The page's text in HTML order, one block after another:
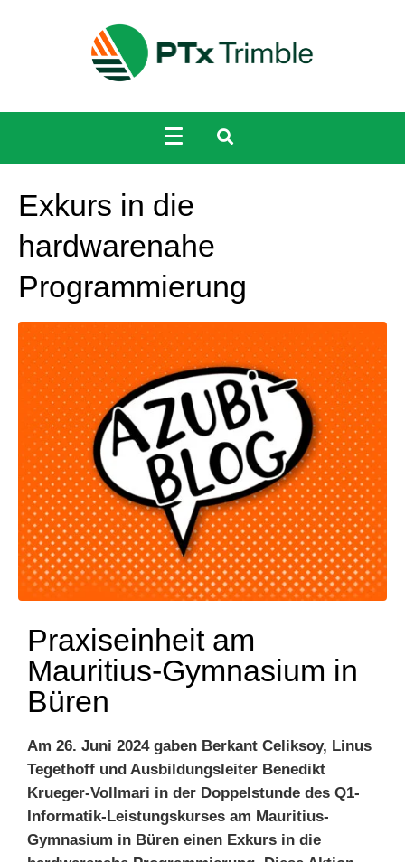
Exkurs in die
hardwarenahe
Programmierung
Praxiseinheit am
Mauritius-Gymnasium in
Büren
Am 26. Juni 2024 gaben Berkant Celiksoy, Linus
Tegethoff und Ausbildungsleiter Benedikt
Krueger-Vollmari in der Doppelstunde des Q1-
Informatik-Leistungskurses am Mauritius-
Gymnasium in Büren einen Exkurs in die